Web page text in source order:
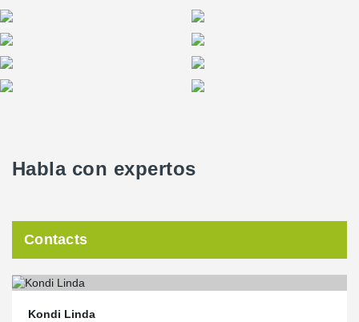
Habla con expertos
Contacts
Kondi Linda